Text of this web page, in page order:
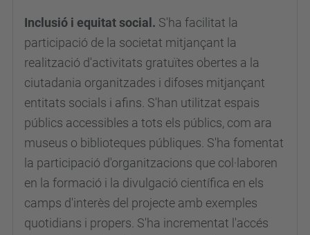
Inclusió i equitat social. S'ha facilitat la
participació de la societat mitjançant la
realització d'activitats gratuïtes obertes a la
ciutadania organitzades i difoses mitjançant
entitats socials i afins. S'han utilitzat espais
públics accessibles a tots els públics, com ara
museus o biblioteques públiques. S'ha fomentat
la participació d'organitzacions que col·laboren
en la formació i la divulgació científica en els
camps d'interès del projecte amb exemples
quotidians i propers. S'ha incrementat l'accés